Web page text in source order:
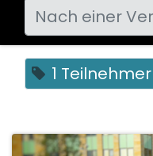
1 Teilnehmer